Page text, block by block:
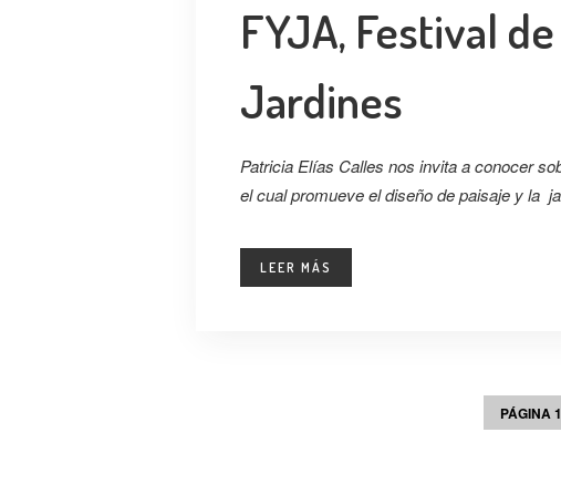
FYJA, Festival
Jardines
Patricia Elías Calles nos invita a conocer
el cual promueve el diseño de paisaje y la
LEER MÁS
PÁGINA